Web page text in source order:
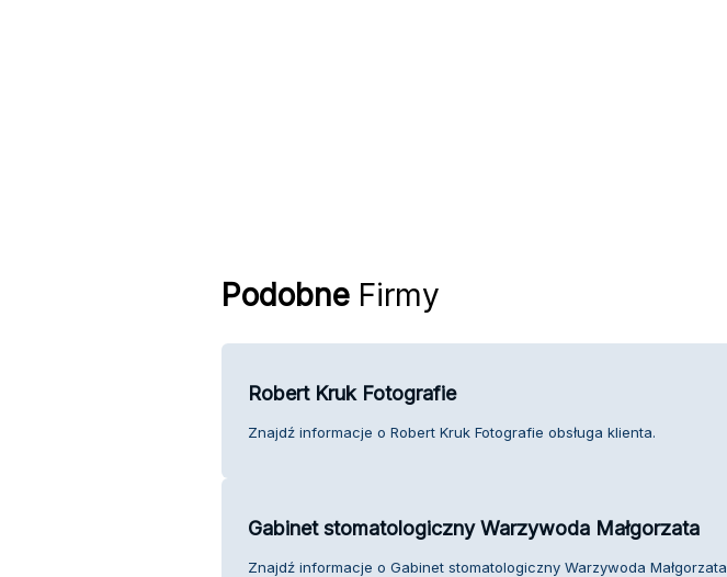
PodobneFirmy
Robert Kruk Fotografie
Znajdź informacje o Robert Kruk Fotografie obsługa klienta.
Gabinet stomatologiczny Warzywoda Małgorzata
Znajdź informacje o Gabinet stomatologiczny Warzywoda Małgorzata